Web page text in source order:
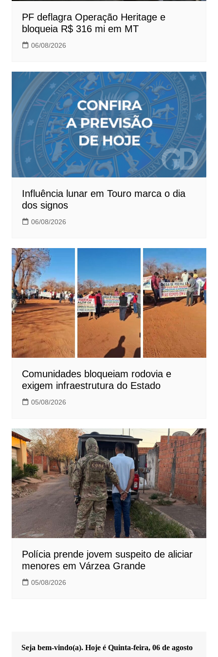
PF deflagra Operação Heritage e
bloqueia R$ 316 mi em MT
06/08/2026
Influência lunar em Touro marca o dia
dos signos
06/08/2026
Comunidades bloqueiam rodovia e
exigem infraestrutura do Estado
05/08/2026
Polícia prende jovem suspeito de aliciar
menores em Várzea Grande
05/08/2026
Seja bem-vindo(a). Hoje é Quinta-feira, 06 de agosto